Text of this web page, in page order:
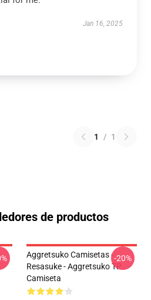
Jan 16, 2025
1 / 1
de productos
Aggretsuko Camisetas -
Resasuke - Aggretsuko TP
Camiseta
-20%